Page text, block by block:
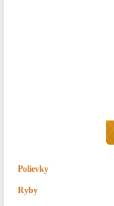
Polievky
Ryby